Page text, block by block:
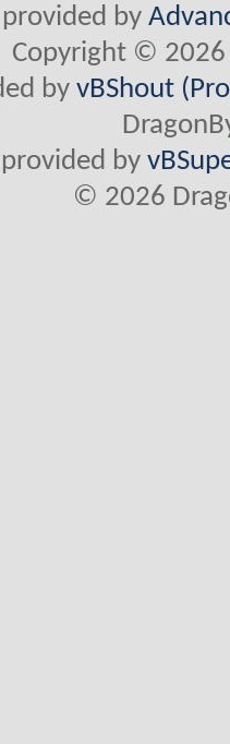
provided by
Copyright © 2026
byvBShout
provided by
© 2026